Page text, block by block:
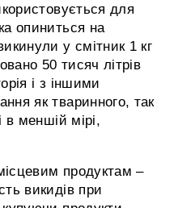
для
опиниться на
у смітник 1 кг
50 тисяч літрів
і з іншими
як тваринного, так
в меншій мірі,
продуктам –
викидів при